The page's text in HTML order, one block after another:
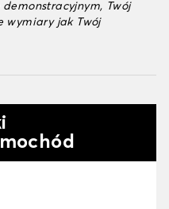
Twój
wymiary jak Twój